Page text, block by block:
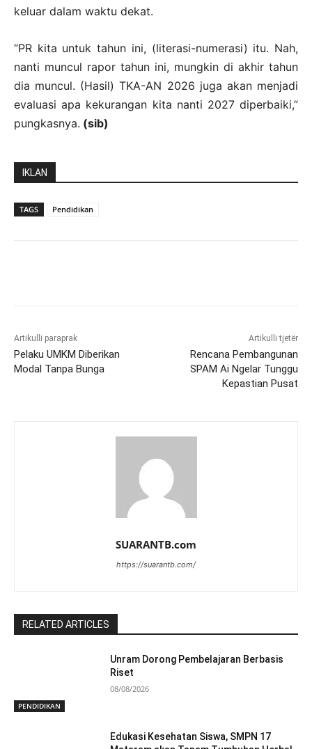
keluar dalam waktu dekat.
“PR kita untuk tahun ini, (literasi-numerasi) itu. Nah,
nanti muncul rapor tahun ini, mungkin di akhir tahun
dia muncul. (Hasil) TKA-AN 2026 juga akan menjadi
evaluasi apa kekurangan kita nanti 2027 diperbaiki,”
pungkasnya. (sib)
IKLAN
TAGS Pendidikan
Artikulli paraprak
Pelaku UMKM Diberikan
Modal Tanpa Bunga
Artikulli tjetër
Rencana Pembangunan
SPAM Ai Ngelar Tunggu
Kepastian Pusat
SUARANTB.com
https://suarantb.com/
RELATED ARTICLES
PENDIDIKAN
Unram Dorong Pembelajaran Berbasis
Riset
08/08/2026
Edukasi Kesehatan Siswa, SMPN 17